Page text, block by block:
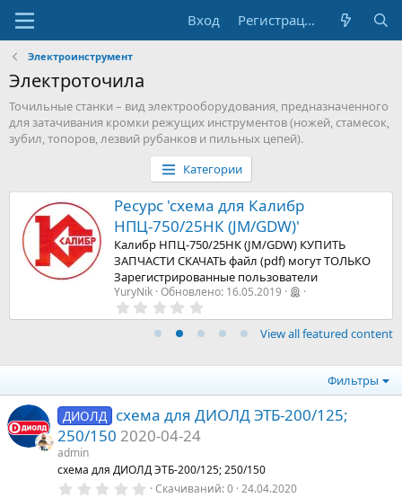
Вход Регистрация
Электроинструмент
Электроточила
Точильные станки – вид электрооборудования, предназначенного
для затачивания кромки режущих инструментов (ножей, стамесок,
зубил, топоров, лезвий рубанков и пильных цепей).
Категории
Ресурс 'схема для Калибр
НПЦ-750/25НК (JM/GDW)'
Калибр НПЦ-750/25НК (JM/GDW) КУПИТЬ
ЗАПЧАСТИ СКАЧАТЬ файл (pdf) могут ТОЛЬКО
Зарегистрированные пользователи
YuryNik Обновлено: 16.05.2019
,
0
в
з
д
View all featured content
Фильтры
ДИОЛД схема для ДИОЛД ЭТБ-200/125;
250/150 2020-04-24
admin
схема для ДИОЛД ЭТБ-200/125; 250/150
0Скачиваний 0 24.04.2020